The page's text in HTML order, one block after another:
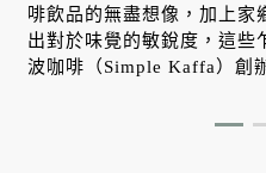
啡飲品的無盡想像，加上家
出對於味覺的敏銳度，這些
波咖啡（Simple Kaffa）創
拿下「世界最佳咖啡館」的